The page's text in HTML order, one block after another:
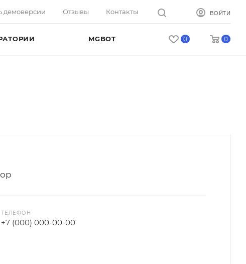
демоверсии Отзывы Контакты ВОЙТИ
0 0
MGBOT
ТЕЛЕФОН
+7 (000) 000-00-00